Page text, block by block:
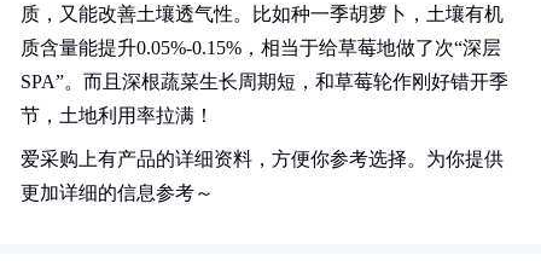
质，又能改善土壤透气性。比如种一季胡萝卜，土壤有机
质含量能提升0.05%-0.15%，相当于给草莓地做了次“深层
SPA”。而且深根蔬菜生长周期短，和草莓轮作刚好错开季
节，土地利用率拉满！
爱采购上有产品的详细资料，方便你参考选择。为你提供
更加详细的信息参考～